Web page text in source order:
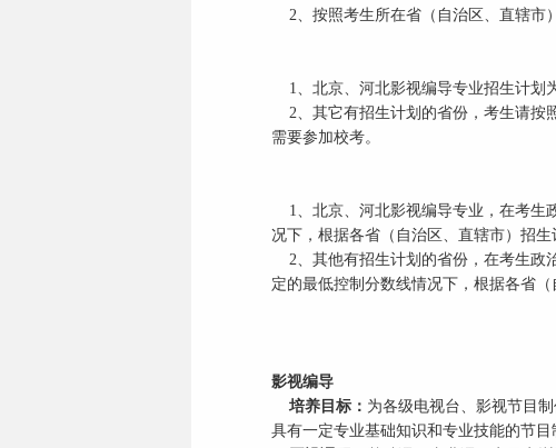
2、按照考生所在省（自治区、直辖市
1、北京、河北影视编导专业招生计划
2、其它有招生计划的省份，考生请按
需要参加校考。
1、北京、河北影视编导专业，在考生
况下，根据各省（自治区、直辖市）招
2、其他有招生计划的省份，在考生政
定的最低控制分数线情况下，根据各省
影视编导
培养目标： 为各级电视台、影视节目
具有一定专业基础知识和专业技能的节